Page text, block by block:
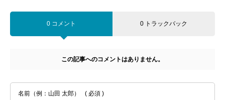
0 コメント 0 トラックバック
この記事へのコメントはありません。
名前（例：山田 太郎） ( 必須 )